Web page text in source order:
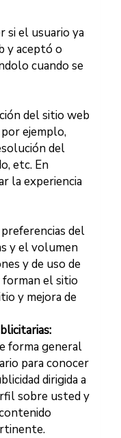
si el usuario ya
y aceptó o
cuando se
del sitio web
ejemplo,
del
etc. En
la experiencia
del
y el volumen
y de uso de
el sitio
y mejora de
forma general
para conocer
dirigida a
sobre usted y